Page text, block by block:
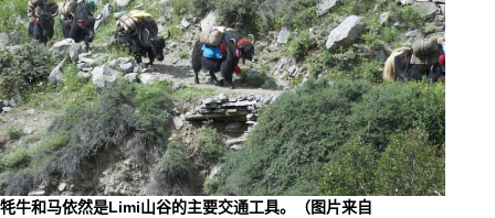
牦牛和马依然是Limi山谷的主要交通工具。（图片来自